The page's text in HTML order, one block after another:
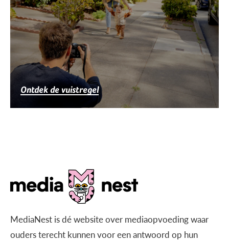
Ontdek de vuistregel
MediaNest is dé website over mediaopvoeding waar
ouders terecht kunnen voor een antwoord op hun